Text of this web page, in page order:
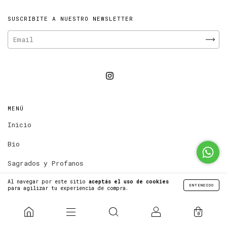
Al navegar por este sitio aceptás el uso de cookies
para agilizar tu experiencia de compra.
ENTENDIDO
0
SUSCRIBITE A NUESTRO NEWSLETTER
MENÚ
Inicio
Bio
Sagrados y Profanos
Prints